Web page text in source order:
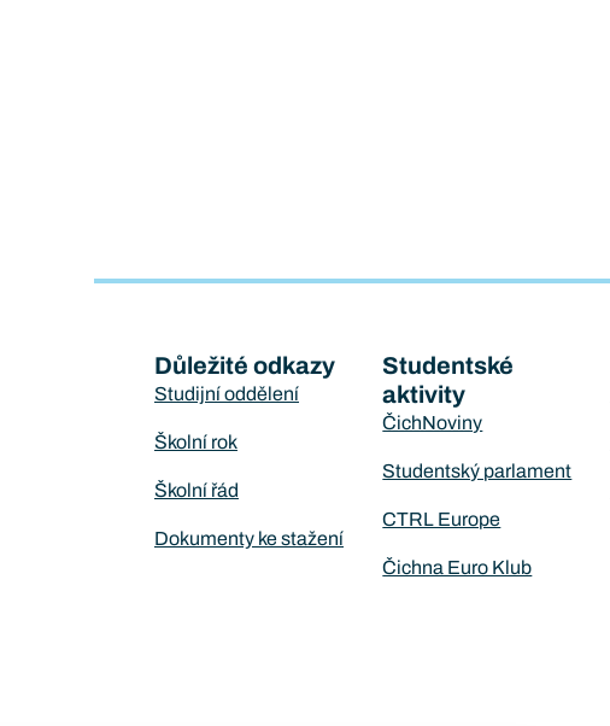
Důležité odkazy
Studijní oddělení
Školní rok
Školní řád
Dokumenty ke stažení
Studentské
aktivity
ČichNoviny
Studentský parlament
CTRL Europe
Čichna Euro Klub